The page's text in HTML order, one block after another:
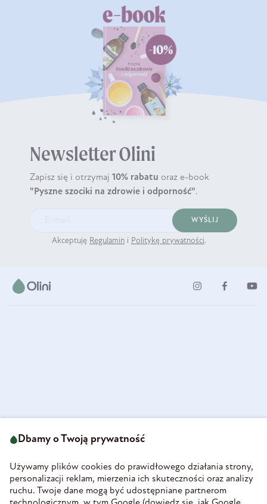
Newsletter Olini
Zapisz się i otrzymaj 10% rabatu oraz e-book
"Pyszne szociki na zdrowie i odporność".
WYŚLIJ
Akceptuję Regulamin i Politykę prywatności.
58-160 Świebodzice
REGON 890213034
INFORMACJE
Dbamy o Twoją prywatność
Używamy plików cookies do prawidłowego działania strony,
personalizacji reklam, mierzenia ich skuteczności oraz analizy
ruchu. Twoje dane mogą być udostępniane partnerom